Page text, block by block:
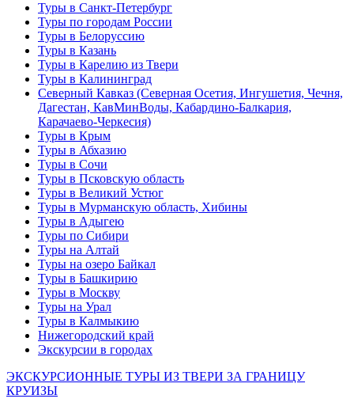
Туры в Санкт-Петербург
Туры по городам России
Туры в Белоруссию
Туры в Казань
Туры в Карелию из Твери
Туры в Калининград
Северный Кавказ (Северная Осетия, Ингушетия, Чечня,
Дагестан, КавМинВоды, Кабардино-Балкария,
Карачаево-Черкесия)
Туры в Крым
Туры в Абхазию
Туры в Сочи
Туры в Псковскую область
Туры в Великий Устюг
Туры в Мурманскую область, Хибины
Туры в Адыгею
Туры по Сибири
Туры на Алтай
Туры на озеро Байкал
Туры в Башкирию
Туры в Москву
Туры на Урал
Туры в Калмыкию
Нижегородский край
Экскурсии в городах
ЭКСКУРСИОННЫЕ ТУРЫ ИЗ ТВЕРИ ЗА ГРАНИЦУ
КРУИЗЫ